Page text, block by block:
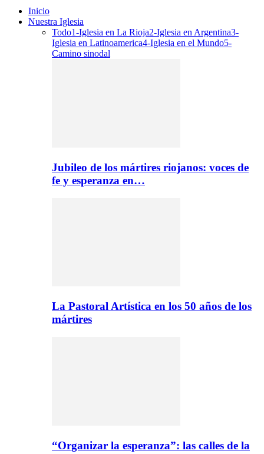
Inicio
Nuestra Iglesia
Todo1-Iglesia en La Rioja2-Iglesia en Argentina3-
Iglesia en Latinoamerica4-Iglesia en el Mundo5-
Camino sinodal
Jubileo de los mártires riojanos: voces de
fe y esperanza en…
La Pastoral Artística en los 50 años de los
mártires
“Organizar la esperanza”: las calles de la